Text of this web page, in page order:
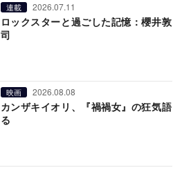
連載 2026.07.11
ロックスターと過ごした記憶：櫻井敦
司
映画 2026.08.08
カンザキイオリ、『禍禍女』の狂気語
る